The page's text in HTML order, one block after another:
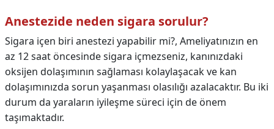
Anestezide neden sigara sorulur?
Sigara içen biri anestezi yapabilir mi?, Ameliyatınızın en
az 12 saat öncesinde sigara içmezseniz, kanınızdaki
oksijen dolaşımının sağlaması kolaylaşacak ve kan
dolaşımınızda sorun yaşanması olasılığı azalacaktır. Bu iki
durum da yaraların iyileşme süreci için de önem
taşımaktadır.